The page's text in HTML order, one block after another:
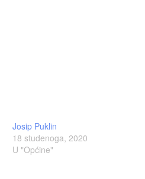
Josip Puklin
18 studenoga, 2020
U "Općine"